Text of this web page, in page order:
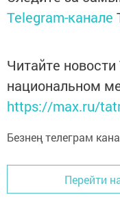
Telegram-канале
Читайте
национальном
https://max.ru/
Безнең телеграм
Перейти